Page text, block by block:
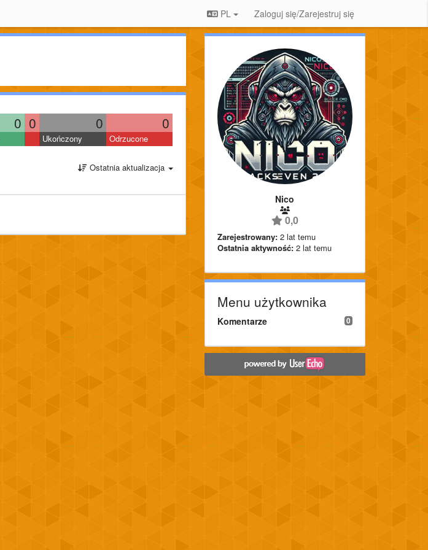
PL Zaloguj się/Zarejestruj się
0 0 0 0
Ukończony Odrzucone
Ostatnia aktualizacja
Nico
0,0
Zarejestrowany: 2 lat temu
Ostatnia aktywność: 2 lat temu
Menu użytkownika
0
Komentarze